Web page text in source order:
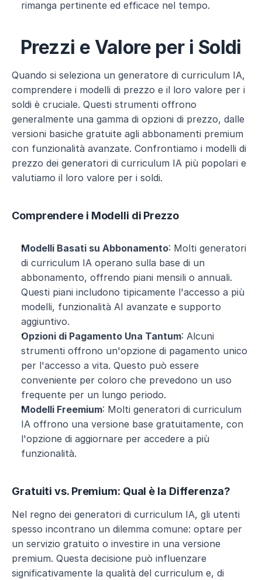
rimanga pertinente ed efficace nel tempo.
Prezzi e Valore per i Soldi
Quando si seleziona un generatore di curriculum IA,
comprendere i modelli di prezzo e il loro valore per i
soldi è cruciale. Questi strumenti offrono
generalmente una gamma di opzioni di prezzo, dalle
versioni basiche gratuite agli abbonamenti premium
con funzionalità avanzate. Confrontiamo i modelli di
prezzo dei generatori di curriculum IA più popolari e
valutiamo il loro valore per i soldi.
Comprendere i Modelli di Prezzo
Modelli Basati su Abbonamento: Molti generatori
di curriculum IA operano sulla base di un
abbonamento, offrendo piani mensili o annuali.
Questi piani includono tipicamente l'accesso a più
modelli, funzionalità AI avanzate e supporto
aggiuntivo.
Opzioni di Pagamento Una Tantum: Alcuni
strumenti offrono un'opzione di pagamento unico
per l'accesso a vita. Questo può essere
conveniente per coloro che prevedono un uso
frequente per un lungo periodo.
Modelli Freemium: Molti generatori di curriculum
IA offrono una versione base gratuitamente, con
l'opzione di aggiornare per accedere a più
funzionalità.
Gratuiti vs. Premium: Qual è la Differenza?
Nel regno dei generatori di curriculum IA, gli utenti
spesso incontrano un dilemma comune: optare per
un servizio gratuito o investire in una versione
premium. Questa decisione può influenzare
significativamente la qualità del curriculum e, di